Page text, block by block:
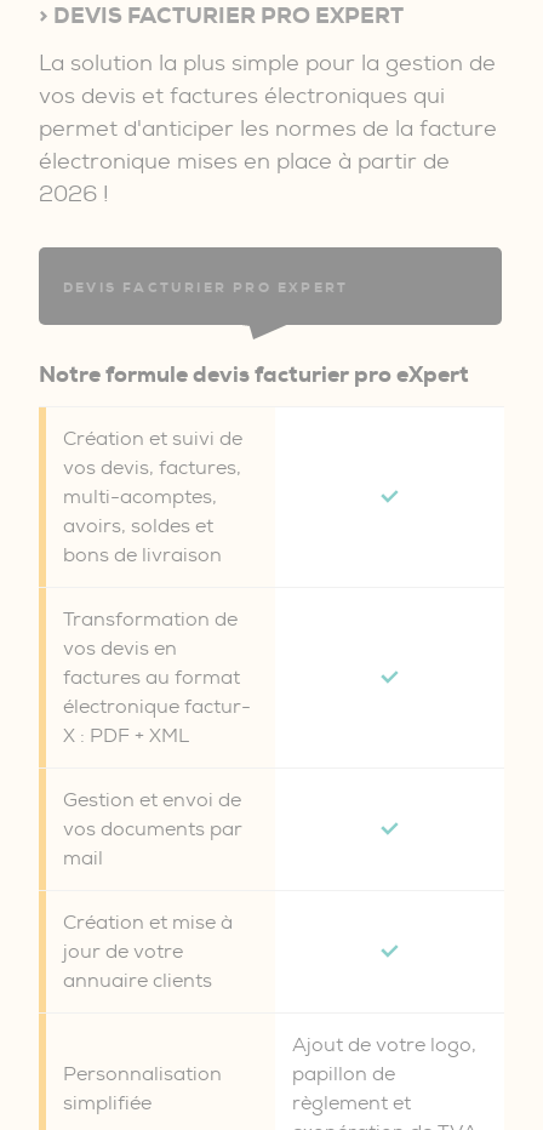
> DEVIS FACTURIER PRO EXPERT
La solution la plus simple pour la gestion de
vos devis et factures électroniques qui
permet d'anticiper les normes de la facture
électronique mises en place à partir de
2026 !
DEVIS FACTURIER PRO EXPERT
Notre formule devis facturier pro eXpert
Création et suivi de
vos devis, factures,
multi-acomptes,
avoirs, soldes et
bons de livraison
Transformation de
vos devis en
factures au format
électronique factur-
X : PDF + XML
Gestion et envoi de
vos documents par
mail
Création et mise à
jour de votre
annuaire clients
Personnalisation
simplifiée
Ajout de votre logo,
papillon de
règlement et